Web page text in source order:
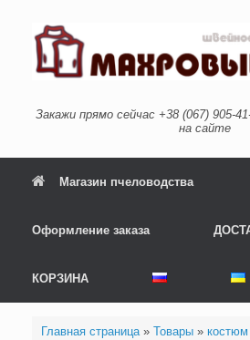
содержанию
Закажи прямо сейчас +38 (067) 905-
на сайте
Магазин пчеловодства
Оформление заказа
КОРЗИНА
Главная страница» Товары»